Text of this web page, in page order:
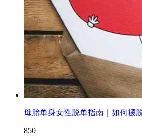
母胎单身女性脱单指南｜如何摆
850